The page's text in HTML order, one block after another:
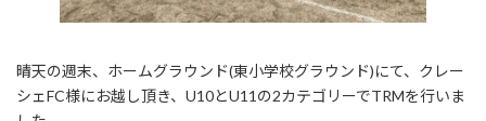
晴天の週末、ホームグラウンド(東小学校グラウンド)にて、クレー
シェFC様にお越し頂き、U10とU11の2カテゴリーでTRMを行いま